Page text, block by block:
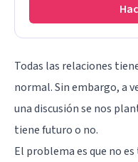
Todas las relaciones
normal. Sin embargo, a
una discusión se nos
tiene futuro o no.
El problema es que no